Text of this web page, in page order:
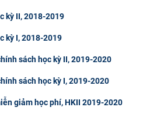
kỳ II, 2018-2019
kỳ I, 2018-2019
sách học kỳ II, 2019-2020
sách học kỳ I, 2019-2020
giảm học phí, HKII 2019-2020